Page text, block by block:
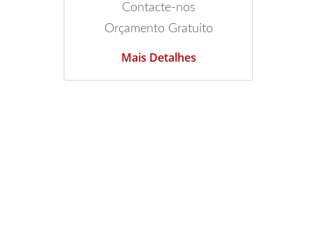
Contacte-nos
Orçamento Gratuito
Mais Detalhes